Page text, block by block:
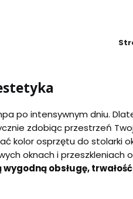
po intensywnym dniu.
zdobiąc przestrzeń
kolor osprzętu do stolarki
oknach i przeszkleniach
obsługę,